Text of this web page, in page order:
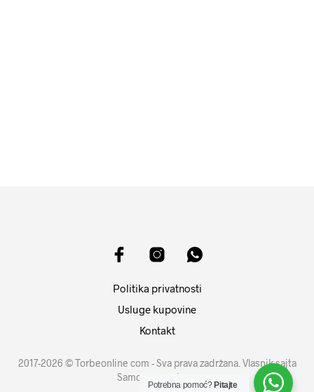
Politika privatnosti
Usluge kupovine
Kontakt
2017-2026 © Torbeonline com - Sva prava zadržana. Vlasnik sajta
Samouprava d.o.o.
Potrebna pomoć? Pitajte